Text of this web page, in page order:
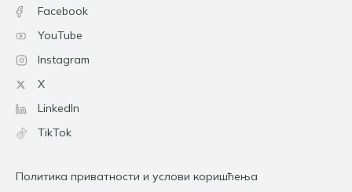
Facebook
YouTube
Instagram
X
LinkedIn
TikTok
Политика приватности и услови коришћења